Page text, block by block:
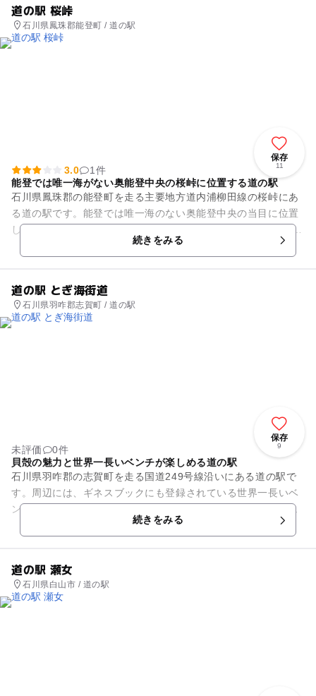
道の駅 桜峠
石川県鳳珠郡能登町 / 道の駅
保存
11
3.0
1件
能登では唯一海がない奥能登中央の桜峠に位置する道の駅
石川県鳳珠郡の能登町を走る主要地方道内浦柳田線の桜峠にあ
る道の駅です。能登では唯一海のない奥能登中央の当目に位置
します。 敷地内には、池、滝、せせらぎ、木製デッキ、特大獅
子おどしを備えた日本庭...続きをみる
道の駅 とぎ海街道
石川県羽咋郡志賀町 / 道の駅
保存
9
未評価
0件
貝殻の魅力と世界一長いベンチが楽しめる道の駅
石川県羽咋郡の志賀町を走る国道249号線沿いにある道の駅で
す。周辺には、ギネスブックにも登録されている世界一長いベ
ンチや、さくら貝が拾えることでも有名な増穂浦があります。
「さくら貝資料館」では、...続きをみる
道の駅 瀬女
石川県白山市 / 道の駅